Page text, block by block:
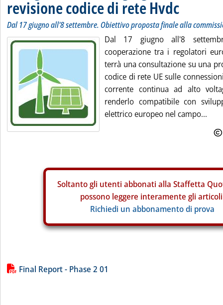
revisione codice di rete Hvdc
Dal 17 giugno all'8 settembre. Obiettivo proposta finale alla
Dal 17 giugno all'8
cooperazione tra i regolatori
terrà una consultazione su una
codice di rete UE sulle
corrente continua ad alto
renderlo compatibile con
elettrico europeo nel campo...
Soltanto gli utenti abbonati alla Staffetta
possono leggere interamente gli
Richiedi un abbonamento di prova
Lista allegati PDF alla notizia
Final Report - Phase 2 01